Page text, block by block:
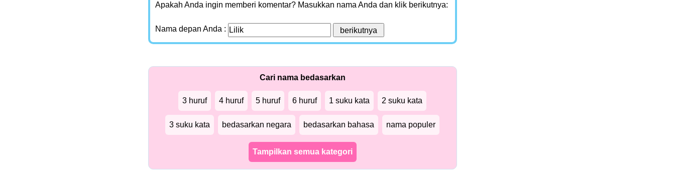
Apakah Anda ingin memberi komentar? Masukkan nama Anda dan klik berikutnya:
Nama depan Anda :
Cari nama bedasarkan
3 huruf 4 huruf 5 huruf 6 huruf 1 suku kata 2 suku kata
3 suku kata bedasarkan negara bedasarkan bahasa nama populer
Tampilkan semua kategori